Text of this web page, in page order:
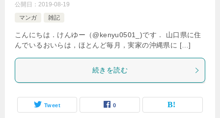
公開日： 2019-08-19
マンガ
雑記
こんにちは．けんゆー（@kenyu0501_)です． 山口県に住
んでいるおいらは，ほとんど毎月，実家の沖縄県に […]
続きを読む
Tweet 0